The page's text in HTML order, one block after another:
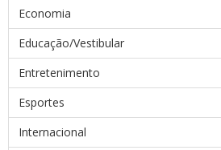
Economia
Educação/Vestibular
Entretenimento
Esportes
Internacional